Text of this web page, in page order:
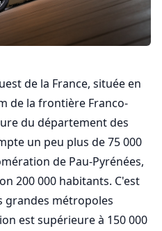
de la France, située en
de la frontière Franco-
du département des
un peu plus de 75 000
de Pau-Pyrénées,
200 000 habitants. C'est
grandes métropoles
est supérieure à 150 000